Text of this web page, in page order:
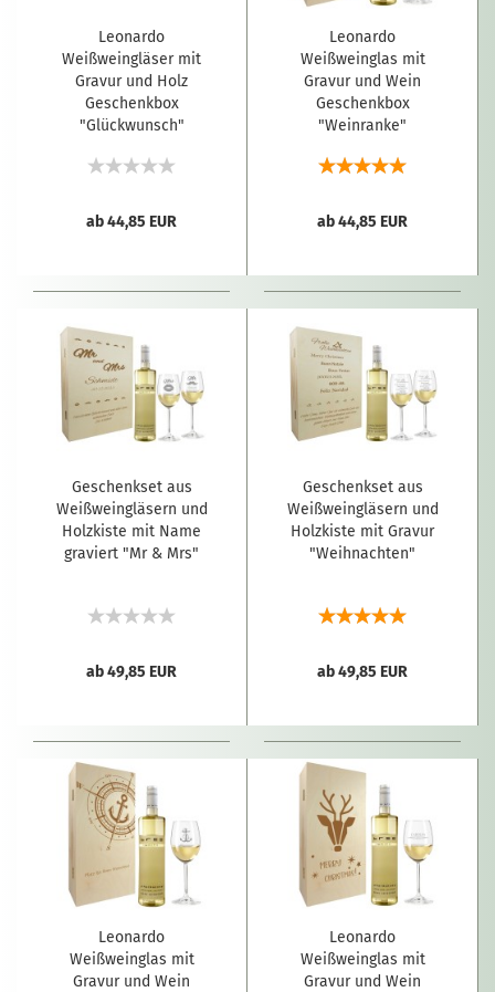
Leonardo
Weißweingläser mit
Gravur und Holz
Geschenkbox
"Glückwunsch"
ab 44,85 EUR
Leonardo
Weißweinglas mit
Gravur und Wein
Geschenkbox
"Weinranke"
ab 44,85 EUR
Geschenkset aus
Weißweingläsern und
Holzkiste mit Name
graviert "Mr & Mrs"
ab 49,85 EUR
Geschenkset aus
Weißweingläsern und
Holzkiste mit Gravur
"Weihnachten"
ab 49,85 EUR
Leonardo
Weißweinglas mit
Gravur und Wein
Leonardo
Weißweinglas mit
Gravur und Wein